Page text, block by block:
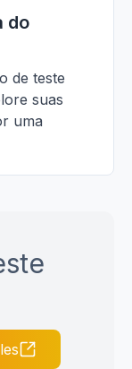
do
de teste
suas
uma